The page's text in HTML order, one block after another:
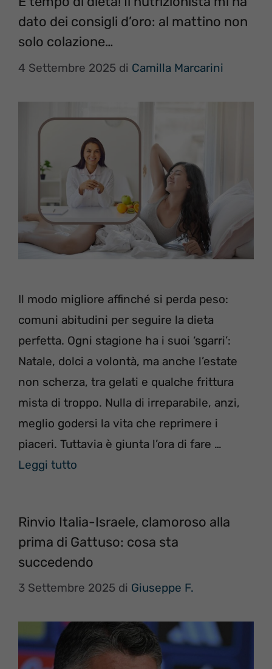
dato dei consigli d’oro: al mattino non
solo colazione…
4 Settembre 2025 di Camilla Marcarini
Il modo migliore affinché si perda peso:
comuni abitudini per seguire la dieta
perfetta. Ogni stagione ha i suoi ‘sgarri’:
Natale, dolci a volontà, ma anche l’estate
non scherza, tra gelati e qualche frittura
mista di troppo. Nulla di irreparabile, anzi,
meglio godersi la vita che reprimere i
piaceri. Tuttavia è giunta l’ora di fare …
Leggi tutto
Rinvio Italia-Israele, clamoroso alla
prima di Gattuso: cosa sta
succedendo
3 Settembre 2025 di Giuseppe F.